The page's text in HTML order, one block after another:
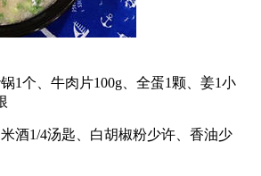
1个、牛肉片100g、全蛋1颗、姜1小
酒1/4汤匙、白胡椒粉少许、香油少